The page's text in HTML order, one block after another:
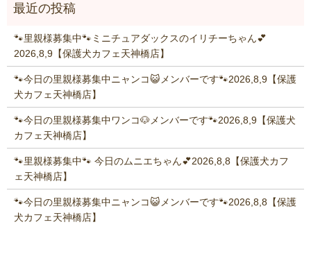
🐾里親様募集中🐾ミニチュアダックスのイリチーちゃん💕
2026,8,9【保護犬カフェ天神橋店】
🐾今日の里親様募集中ニャンコ😺メンバーです🐾2026,8,9【保護
犬カフェ天神橋店】
🐾今日の里親様募集中ワンコ🐶メンバーです🐾2026,8,9【保護犬
カフェ天神橋店】
🐾里親様募集中🐾 今日のムニエちゃん💕2026,8,8【保護犬カフ
ェ天神橋店】
🐾今日の里親様募集中ニャンコ😺メンバーです🐾2026,8,8【保護
犬カフェ天神橋店】